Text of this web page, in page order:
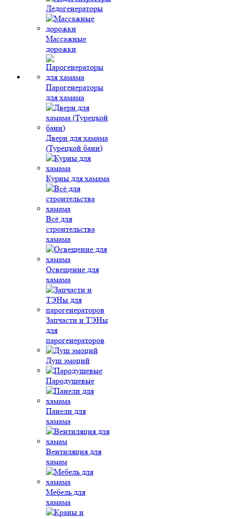
Лёдогенераторы
Массажные
дорожки
Парогенераторы
для хамама
Двери для хамама
(Турецкой бани)
Курны для хамама
Всё для
строительства
хамама
Освещение для
хамама
Запчасти и ТЭНы
для
парогенераторов
Душ эмоций
Пародушевые
Панели для
хамама
Вентиляция для
хамам
Мебель для
хамама